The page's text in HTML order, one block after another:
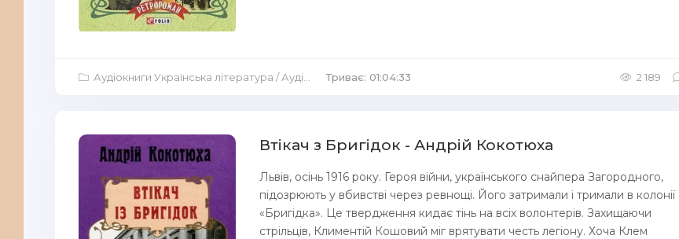
Аудіокниги Українська література /Аудіокниги Аудіо-вистави Триває: 01:04:33 2 189
Втікач з Бригідок - Андрій Кокотюха
Львів, осінь 1916 року. Героя війни, українського снайпера Загородного,
підозрюють у вбивстві через ревнощі. Його затримали і тримали в колонії
«Бригідка». Це твердження кидає тінь на всіх волонтерів. Захищаючи
стрільців, Климентій Кошовий міг врятувати честь легіону. Хоча Клем